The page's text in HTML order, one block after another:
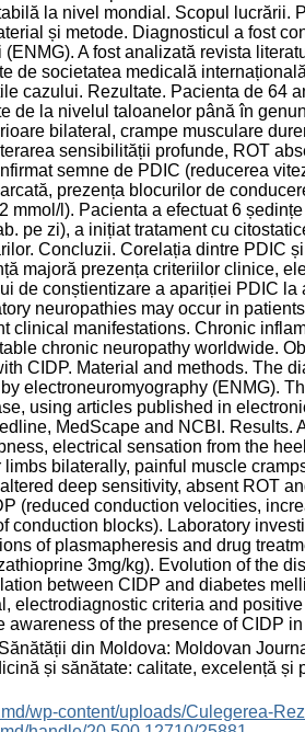
la nivel mondial. Scopul lucrării.
și metode. Diagnosticul a fost
A fost analizată revista
de societatea medicală
cazului. Rezultate. Pacienta de 64
de la nivelul taloanelor până în
bilateral, crampe musculare
sensibilității profunde, ROT
semne de PDIC (reducerea
prezența blocurilor de
mmol/l). Pacienta a efectuat 6
pe zi), a inițiat tratament cu
Concluzii. Corelația dintre PDIC
majoră prezența criteriilor clinice,
de conștientizare a apariției PDIC la
neuropathies may occur in
clinical manifestations. Chronic
chronic neuropathy worldwide.
CIDP. Material and methods. The
electroneuromyography (ENMG).
using articles published in
MedScape and NCBI. Results.
electrical sensation from the
bilaterally, painful muscle
deep sensitivity, absent ROT
(reduced conduction velocities,
conduction blocks). Laboratory
of plasmapheresis and drug
3mg/kg). Evolution of the
between CIDP and diabetes
electrodiagnostic criteria and
awareness of the presence of CIDP
din Moldova: Moldovan
și sănătate: calitate, excelență și
wp-content/uploads/Culegerea-